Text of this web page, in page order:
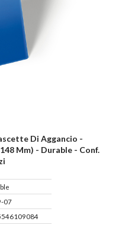
Di Aggancio -
Mm) - Durable - Conf.
07